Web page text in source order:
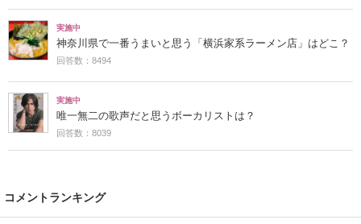
実施中
神奈川県で一番うまいと思う「横浜家系ラーメン店」はどこ？
回答数：8494
実施中
唯一無二の歌声だと思うボーカリストは？
回答数：8039
コメントランキング